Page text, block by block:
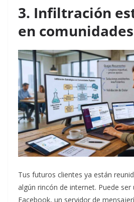
3. Infiltración
en
Tus futuros clientes ya están
algún rincón de internet. Puede ser
Facebook, un servidor de